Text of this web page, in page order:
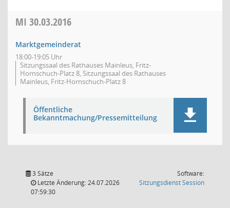
MI 30.03.2016
Marktgemeinderat
18:00-19:05 Uhr
Sitzungssaal des Rathauses Mainleus, Fritz-
Hornschuch-Platz 8, Sitzungssaal des Rathauses
Mainleus, Fritz-Hornschuch-Platz 8
Öffentliche
Bekanntmachung/Pressemitteilung
3 Sätze
Letzte Änderung: 24.07.2026
07:59:30
Software:
SitzungsdienstSession(Wird in